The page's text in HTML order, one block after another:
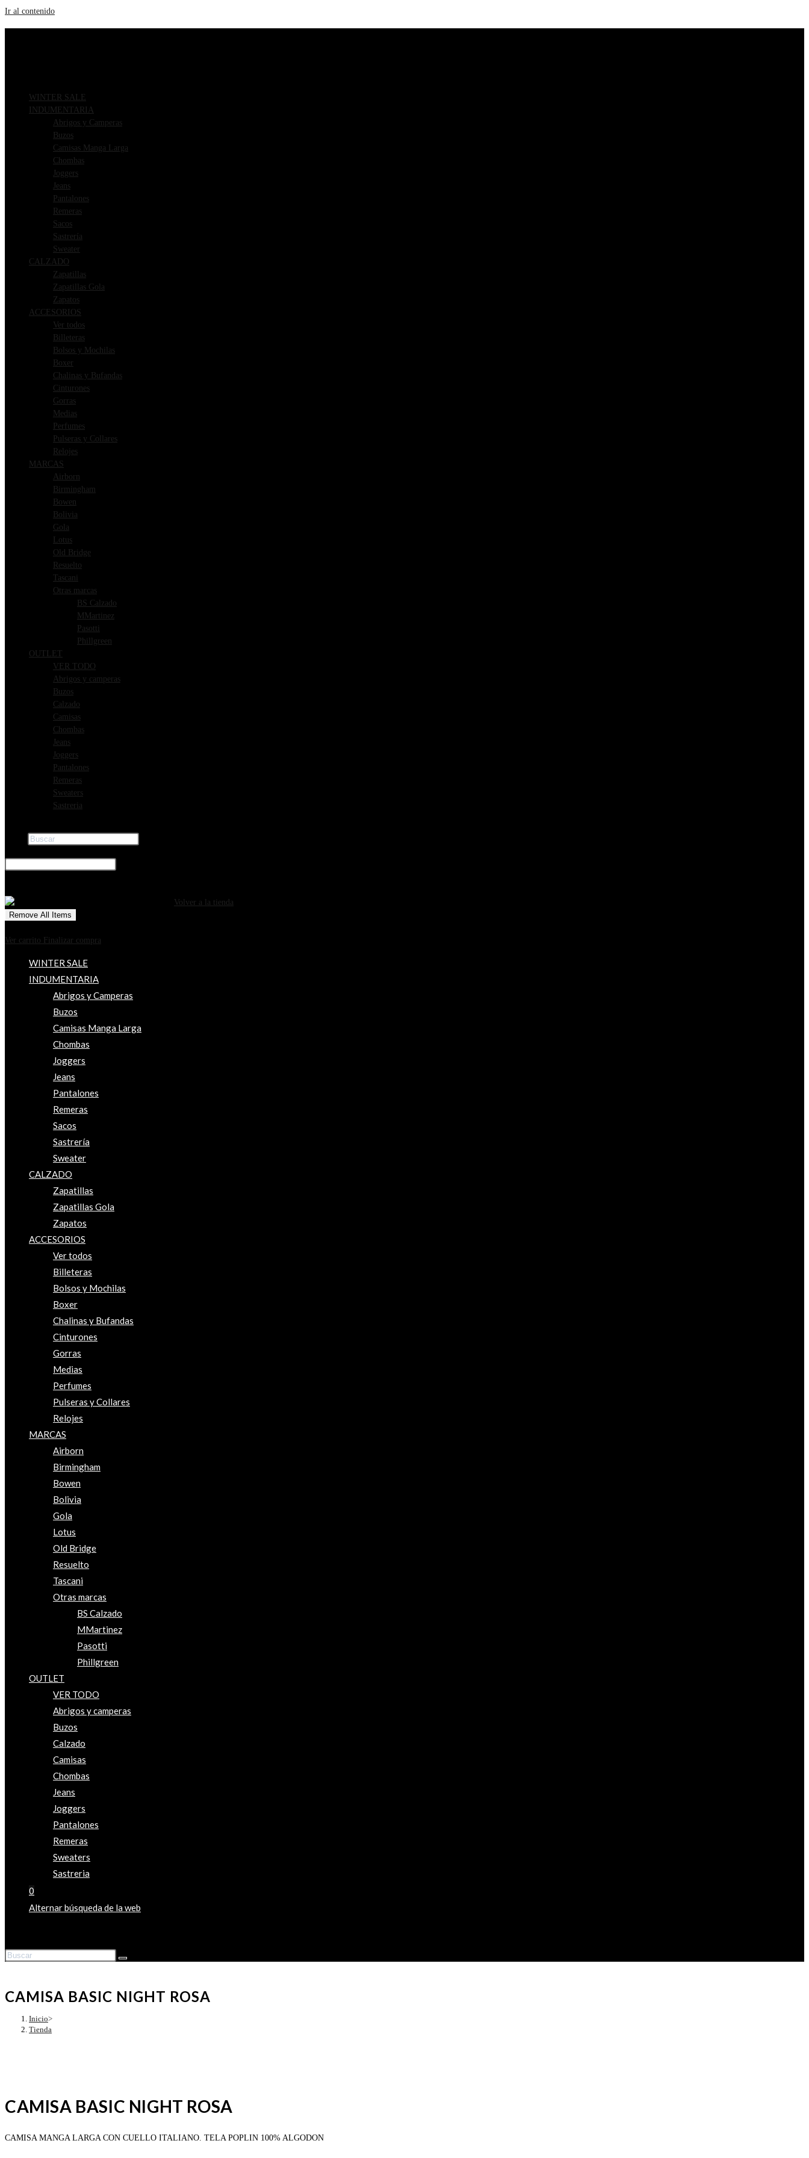
Ir al contenido
WINTER SALE
INDUMENTARIA
Abrigos y Camperas
Buzos
Camisas Manga Larga
Chombas
Joggers
Jeans
Pantalones
Remeras
Sacos
Sastrería
Sweater
CALZADO
Zapatillas
Zapatillas Gola
Zapatos
ACCESORIOS
Ver todos
Billeteras
Bolsos y Mochilas
Boxer
Chalinas y Bufandas
Cinturones
Gorras
Medias
Perfumes
Pulseras y Collares
Relojes
MARCAS
Airborn
Birmingham
Bowen
Bolivia
Gola
Lotus
Old Bridge
Resuelto
Tascani
Otras marcas
BS Calzado
MMartinez
Pasotti
Phillgreen
OUTLET
VER TODO
Abrigos y camperas
Buzos
Calzado
Camisas
Chombas
Jeans
Joggers
Pantalones
Remeras
Sweaters
Sastreria
Volver a la tienda
Remove All Items
Ver carrito
Finalizar compra
WINTER SALE
INDUMENTARIA
Abrigos y Camperas
Buzos
Camisas Manga Larga
Chombas
Joggers
Jeans
Pantalones
Remeras
Sacos
Sastrería
Sweater
CALZADO
Zapatillas
Zapatillas Gola
Zapatos
ACCESORIOS
Ver todos
Billeteras
Bolsos y Mochilas
Boxer
Chalinas y Bufandas
Cinturones
Gorras
Medias
Perfumes
Pulseras y Collares
Relojes
MARCAS
Airborn
Birmingham
Bowen
Bolivia
Gola
Lotus
Old Bridge
Resuelto
Tascani
Otras marcas
BS Calzado
MMartinez
Pasotti
Phillgreen
OUTLET
VER TODO
Abrigos y camperas
Buzos
Calzado
Camisas
Chombas
Jeans
Joggers
Pantalones
Remeras
Sweaters
Sastreria
0
Alternar búsqueda de la web
CAMISA BASIC NIGHT ROSA
Inicio>
Tienda
CAMISA BASIC NIGHT ROSA
CAMISA MANGA LARGA CON CUELLO ITALIANO. TELA POPLIN 100% ALGODON